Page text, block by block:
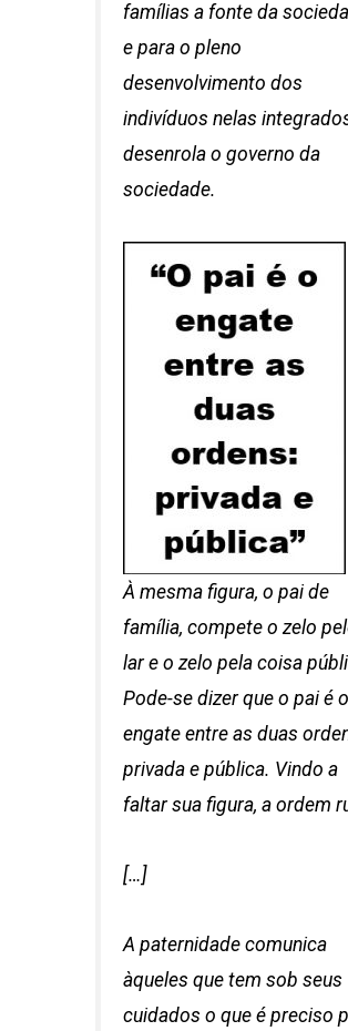
famílias a fonte da
e para o pleno
desenvolvimento dos
indivíduos nelas
desenrola o governo da
sociedade.
À mesma figura, o pai de
família, compete o zelo
lar e o zelo pela coisa
Pode-se dizer que o pai é o
engate entre as duas
privada e pública. Vindo a
faltar sua figura, a ordem
[…]
A paternidade comunica
àqueles que tem sob seus
cuidados o que é preciso